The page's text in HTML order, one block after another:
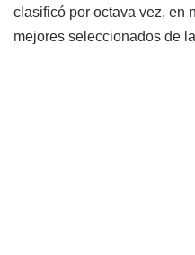
clasificó por octava vez, en
mejores seleccionados de